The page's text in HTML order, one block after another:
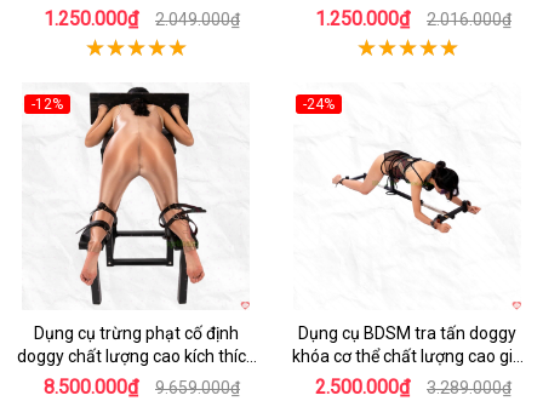
đôi thuận tiện
1.250.000₫ 2.049.000₫
hồi cao cấp kích thích đỉnh
1.250.000₫ 2.016.000₫
-12%
Dụng cụ trừng phạt cố định
doggy chất lượng cao kích thích
mạnh
8.500.000₫ 9.659.000₫
-24%
Dụng cụ BDSM tra tấn doggy
khóa cơ thể chất lượng cao giá
tốt
2.500.000₫ 3.289.000₫